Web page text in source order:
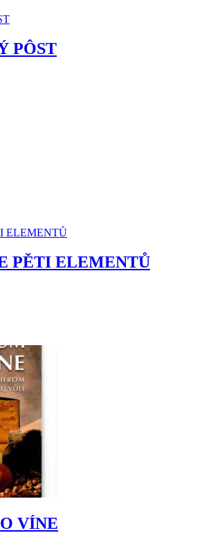
PÔST
PĚTI ELEMENTŮ
VÍNE